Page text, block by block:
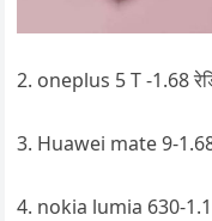
2. oneplus 5 T -1.68
3. Huawei mate 9-1.68
4. nokia lumia 630-